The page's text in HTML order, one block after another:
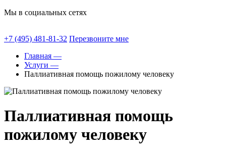
Мы в социальных сетях
+7 (495) 481-81-32 Перезвоните мне
Главная —
Услуги —
Паллиативная помощь пожилому человеку
Паллиативная помощь
пожилому человеку